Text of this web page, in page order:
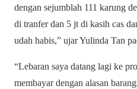
dengan sejumblah 111 karung
di tranfer dan 5 jt di kasih cas
udah habis,” ujar Yulinda Tan
“Lebaran saya datang lagi ke
membayar dengan alasan